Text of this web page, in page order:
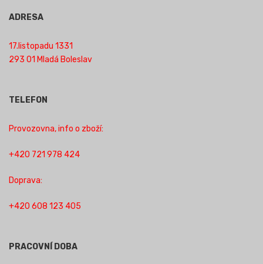
ADRESA
17.listopadu 1331
293 01 Mladá Boleslav
TELEFON
Provozovna, info o zboží:
+420 721 978 424
Doprava:
+420 608 123 405
PRACOVNÍ DOBA